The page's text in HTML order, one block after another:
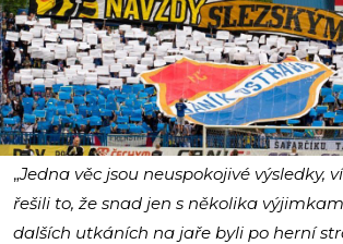
„Jedna věc jsou neuspokojivé výsledky,
řešili to, že snad jen s několika
dalších utkáních na jaře byli po herní